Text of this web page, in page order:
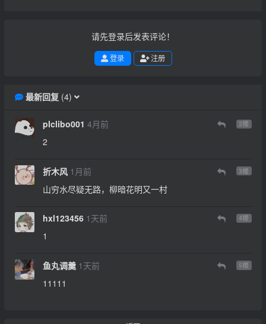
请先登录后发表评论！
登录 注册
最新回复(4)
plclibo001 4月前 2楼
2
折木风 1月前 3楼
山穷水尽疑无路，柳暗花明又一村
hxl123456 1天前 4楼
1
鱼丸调羹 1天前 5楼
11111